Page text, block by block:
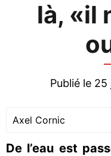
là, «il
Publié le
Axel Cornic
De l’eau est